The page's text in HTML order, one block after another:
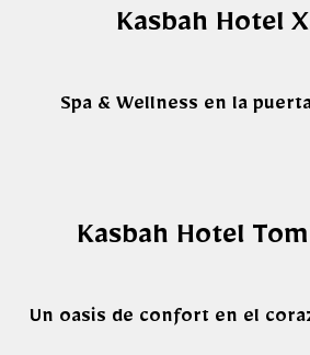
Kasbah Hotel
Spa & Wellness en la
Kasbah Hotel
Un oasis de confort en el